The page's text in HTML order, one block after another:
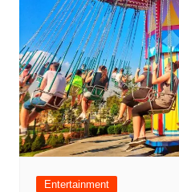
Entertainment